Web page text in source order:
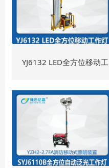
YJ6132 LED全方位移动工
作灯